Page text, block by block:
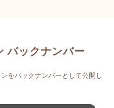
バックナンバー
をバックナンバーとして公開し